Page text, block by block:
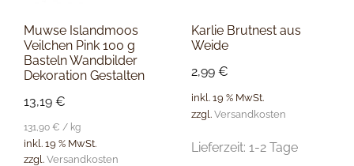
Muwse Islandmoos
Veilchen Pink 100 g
Basteln Wandbilder
Dekoration Gestalten
13,19 €
131,90 € / kg
inkl. 19 % MwSt.
zzgl. Versandkosten
Karlie Brutnest aus
Weide
2,99€
inkl. 19 % MwSt.
zzgl.Versandkosten
Lieferzeit:1-2 Tage